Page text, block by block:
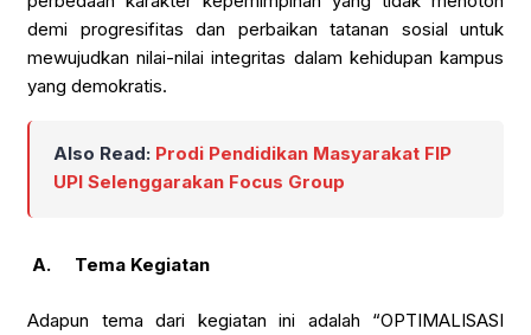
demi progresifitas dan perbaikan tatanan sosial untuk
mewujudkan nilai-nilai integritas dalam kehidupan kampus
yang demokratis.
Also Read: Prodi Pendidikan Masyarakat FIP
UPI Selenggarakan Focus Group
A. Tema Kegiatan
Adapun tema dari kegiatan ini adalah “OPTIMALISASI